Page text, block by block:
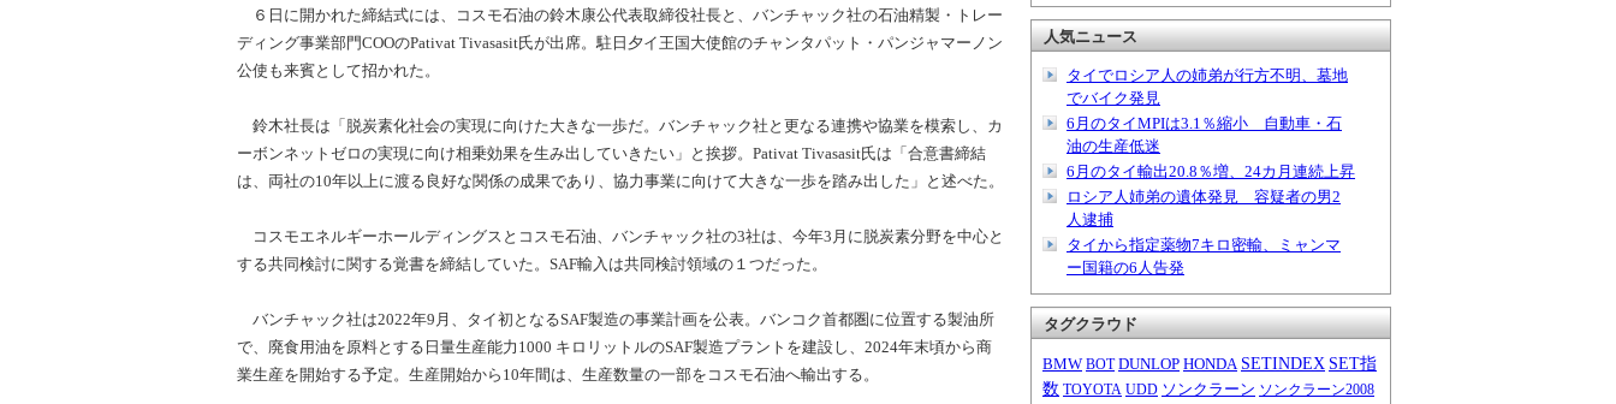
６日に開かれた締結式には、コスモ石油の鈴⽊康公代表取締役社長と、バンチャック社の石油精製・トレー
ディング事業部門COOのPativat Tivasasit氏が出席。駐日夕イ王国大使館のチャンタパット・パンジャマーノン
公使も来賓として招かれた。
鈴木社長は「脱炭素化社会の実現に向けた大きな一歩だ。バンチャック社と更なる連携や協業を模索し、カ
ーボンネットゼロの実現に向け相乗効果を生み出していきたい」と挨拶。Pativat Tivasasit氏は「合意書締結
は、両社の10年以上に渡る良好な関係の成果であり、協力事業に向けて大きな一歩を踏み出した」と述べた。
コスモエネルギーホールディングスとコスモ石油、バンチャック社の3社は、今年3月に脱炭素分野を中心と
する共同検討に関する覚書を締結していた。SAF輸入は共同検討領域の１つだった。
バンチャック社は2022年9月、タイ初となるSAF製造の事業計画を公表。バンコク首都圏に位置する製油所
で、廃食用油を原料とする日量生産能力1000 キロリットルのSAF製造プラントを建設し、2024年末頃から商
業生産を開始する予定。生産開始から10年間は、生産数量の一部をコスモ石油へ輸出する。
人気ニュース
タイでロシア人の姉弟が行方不明、墓地
でバイク発見
6月のタイMPIは3.1％縮小 自動車・石
油の生産低迷
6月のタイ輸出20.8％増、24カ月連続上昇
ロシア人姉弟の遺体発見 容疑者の男2
人逮捕
タイから指定薬物7キロ密輸、ミャンマ
ー国籍の6人告発
タグクラウド
BMW BOT DUNLOP HONDA SETINDEX SET指
数 TOYOTA UDD ソンクラーン ソンクラーン2008